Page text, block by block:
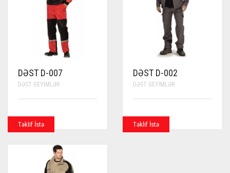
DƏST D-007
DƏST GEYIMLƏR
Təklif İstə
DƏST D-002
DƏST GEYIMLƏR
Təklif İstə